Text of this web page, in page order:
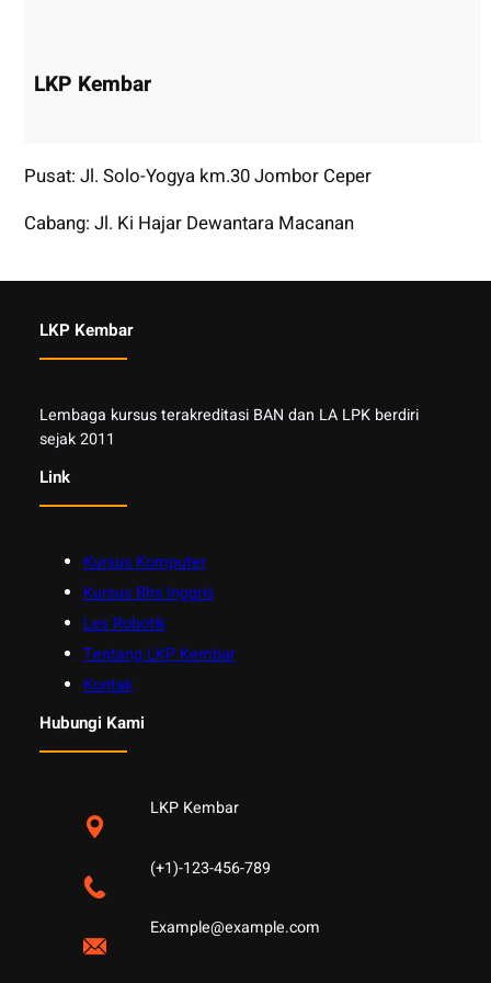
LKP Kembar
Pusat: Jl. Solo-Yogya km.30 Jombor Ceper
Cabang: Jl. Ki Hajar Dewantara Macanan
LKP Kembar
Lembaga kursus terakreditasi BAN dan LA LPK berdiri
sejak 2011
Link
Kursus Komputer
Kursus Bhs Inggris
Les Robotik
Tentang LKP Kembar
Kontak
Hubungi Kami
LKP Kembar
(+1)-123-456-789
Example@example.com